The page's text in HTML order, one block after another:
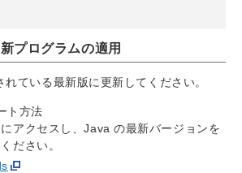
プログラムの適用
ている最新版に更新してください。
ト方法
アクセスし、Java の最新バージョンを
ださい。